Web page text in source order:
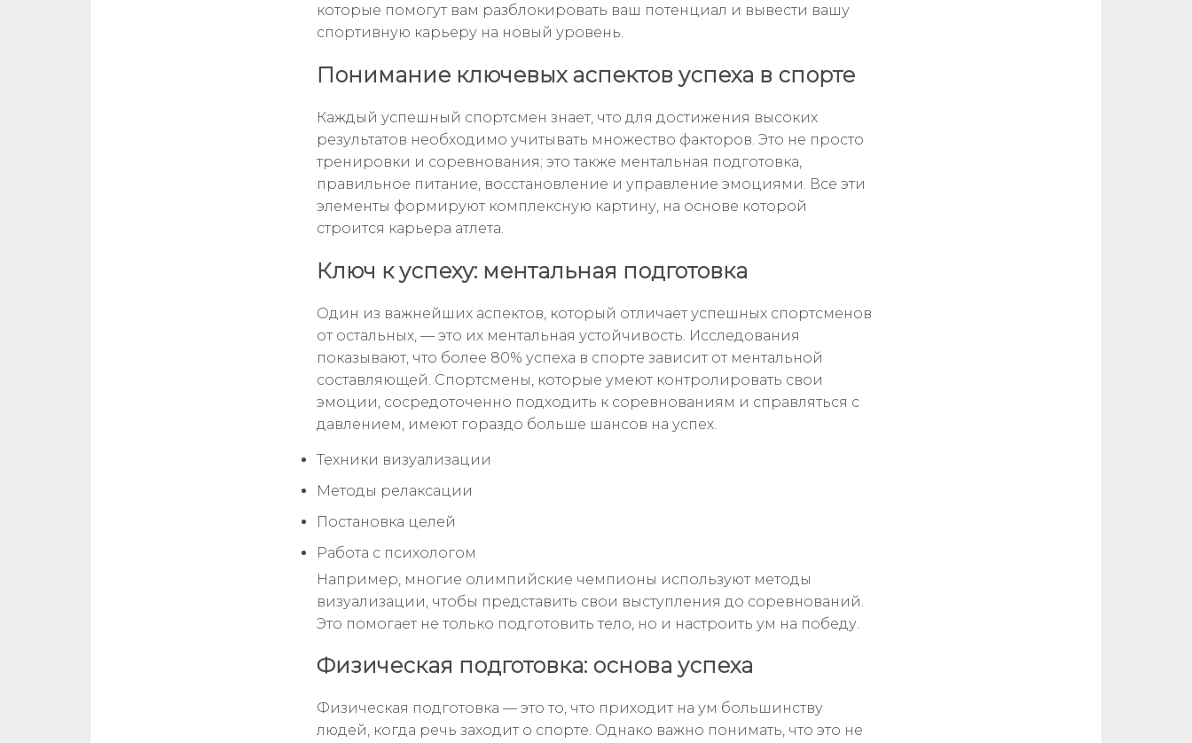
которые помогут вам разблокировать ваш потенциал и вывести вашу
спортивную карьеру на новый уровень.
Понимание ключевых аспектов успеха в спорте
Каждый успешный спортсмен знает, что для достижения высоких
результатов необходимо учитывать множество факторов. Это не просто
тренировки и соревнования; это также ментальная подготовка,
правильное питание, восстановление и управление эмоциями. Все эти
элементы формируют комплексную картину, на основе которой
строится карьера атлета.
Ключ к успеху: ментальная подготовка
Один из важнейших аспектов, который отличает успешных спортсменов
от остальных, — это их ментальная устойчивость. Исследования
показывают, что более 80% успеха в спорте зависит от ментальной
составляющей. Спортсмены, которые умеют контролировать свои
эмоции, сосредоточенно подходить к соревнованиям и справляться с
давлением, имеют гораздо больше шансов на успех.
Техники визуализации
Методы релаксации
Постановка целей
Работа с психологом
Например, многие олимпийские чемпионы используют методы
визуализации, чтобы представить свои выступления до соревнований.
Это помогает не только подготовить тело, но и настроить ум на победу.
Физическая подготовка: основа успеха
Физическая подготовка — это то, что приходит на ум большинству
людей, когда речь заходит о спорте. Однако важно понимать, что это не